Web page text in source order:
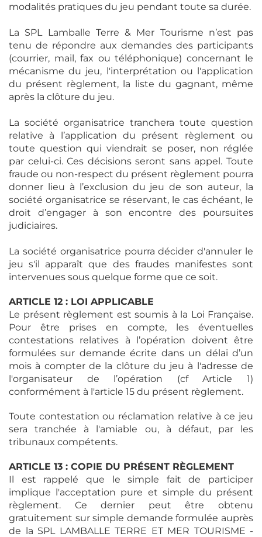
modalités pratiques du jeu pendant toute sa durée.
La SPL Lamballe Terre & Mer Tourisme n’est pas
tenu de répondre aux demandes des participants
(courrier, mail, fax ou téléphonique) concernant le
mécanisme du jeu, l'interprétation ou l'application
du présent règlement, la liste du gagnant, même
après la clôture du jeu.
La société organisatrice tranchera toute question
relative à l’application du présent règlement ou
toute question qui viendrait se poser, non réglée
par celui-ci. Ces décisions seront sans appel. Toute
fraude ou non-respect du présent règlement pourra
donner lieu à l’exclusion du jeu de son auteur, la
société organisatrice se réservant, le cas échéant, le
droit d’engager à son encontre des poursuites
judiciaires.
La société organisatrice pourra décider d'annuler le
jeu s'il apparaît que des fraudes manifestes sont
intervenues sous quelque forme que ce soit.
ARTICLE 12 : LOI APPLICABLE
Le présent règlement est soumis à la Loi Française.
Pour être prises en compte, les éventuelles
contestations relatives à l’opération doivent être
formulées sur demande écrite dans un délai d’un
mois à compter de la clôture du jeu à l'adresse de
l'organisateur de l’opération (cf Article 1)
conformément à l'article 15 du présent règlement.
Toute contestation ou réclamation relative à ce jeu
sera tranchée à l'amiable ou, à défaut, par les
tribunaux compétents.
ARTICLE 13 : COPIE DU PRÉSENT RÈGLEMENT
Il est rappelé que le simple fait de participer
implique l'acceptation pure et simple du présent
règlement. Ce dernier peut être obtenu
gratuitement sur simple demande formulée auprès
de la SPL LAMBALLE TERRE ET MER TOURISME -